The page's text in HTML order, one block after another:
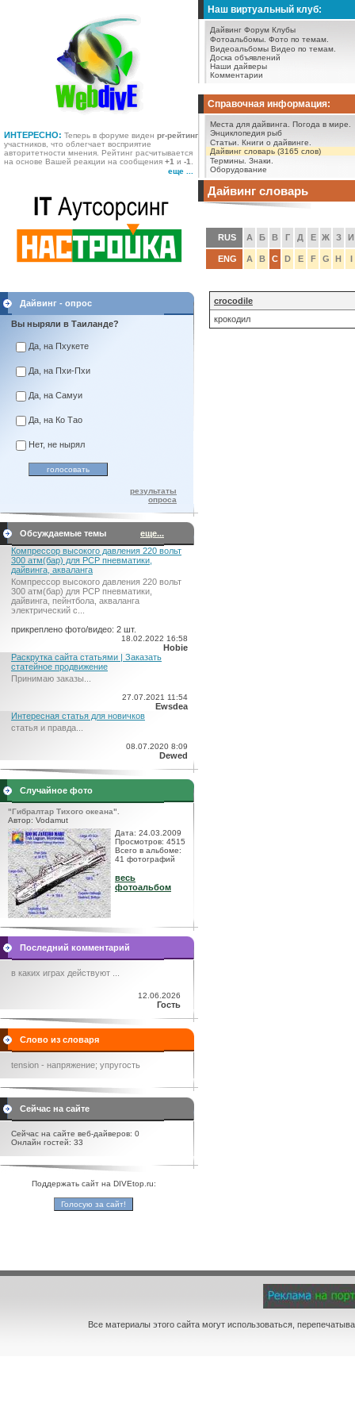
ИНТЕРЕСНО: Теперь в форуме виден pr-рейтинг
участников, что облегчает восприятие
авторитетности мнения. Рейтинг расчитывается
на основе Вашей реакции на сообщения +1 и -1
еще ...
Наш виртуальный клуб:
Дайвинг Форум Клубы
Фотоальбомы. Фото по темам.
Видеоальбомы Видео по темам.
Доска объявлений
Наши дайверы
Комментарии
Справочная информация:
Места для дайвинга.
Погода в мире.
Энциклопедия рыб
Статьи.
Книги о дайвинге.
Дайвинг словарь (3165 слов)
Термины. Знаки.
Оборудование
Дайвинг - опрос
Вы ныряли в Таиланде?
Да, на Пхукете
Да, на Пхи-Пхи
Да, на Самуи
Да, на Ко Тао
Нет, не нырял
результаты
опроса
Обсуждаемые темы
еще...
Компрессор высокого давления 220 вольт
300 атм(бар) для PCP пневматики,
дайвинга, акваланга
Компрессор высокого давления 220 вольт
300 атм(бар) для PCP пневматики,
дайвинга, пейнтбола, акваланга
электрический c...
прикреплено фото/видео: 2 шт.
18.02.2022 16:58
Hobie
Раскрутка сайта статьями | Заказать
статейное продвижение
Принимаю заказы...
27.07.2021 11:54
Ewsdea
Интересная статья для новичков
статья и правда...
08.07.2020 8:09
Dewed
Случайное фото
"Гибралтар Тихого океана".
Автор: Vodamut
Дата: 24.03.2009
Просмотров: 4515
Всего в альбоме:
41 фотографий
весь
фотоальбом
Последний комментарий
в каких играх действуют ...
12.06.2026
Гость
Слово из словаря
tension - напряжение; упругость
Сейчас на сайте
Сейчас на сайте веб-дайверов: 0
Онлайн гостей: 33
Поддержать сайт на DIVEtop.ru:
Дайвинг словарь
RUS А Б В Г Д Е Ж З И
ENG A B C D E F G H I
crocodile
крокодил
Все материалы этого сайта могут использоваться,